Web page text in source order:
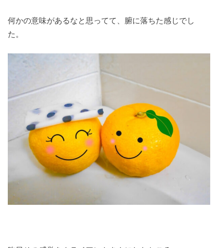
何かの意味があるなと思ってて、腑に落ちた感じでし
た。